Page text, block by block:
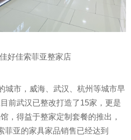
好佳索菲亚整家店
城市，威海、武汉、杭州等城市早
前武汉已整改打造了15家，更是
，得益于整家定制套餐的推出，
菲亚的家具家品销售已经达到